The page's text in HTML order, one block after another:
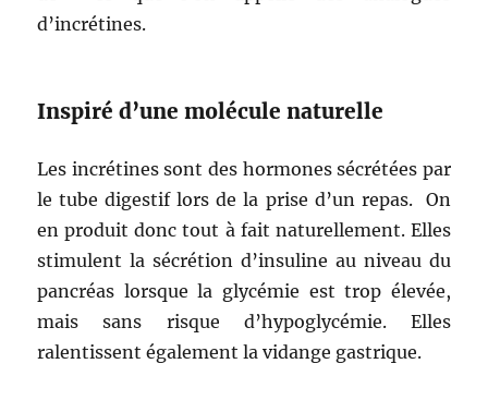
d’incrétines.
Inspiré d’une molécule naturelle
Les incrétines sont des hormones sécrétées par
le tube digestif lors de la prise d’un repas. On
en produit donc tout à fait naturellement. Elles
stimulent la sécrétion d’insuline au niveau du
pancréas lorsque la glycémie est trop élevée,
mais sans risque d’hypoglycémie. Elles
ralentissent également la vidange gastrique.